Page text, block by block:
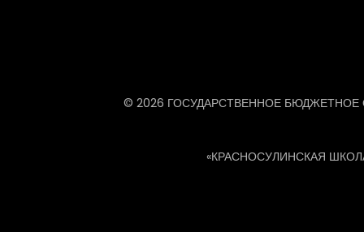
© 2026 ГОСУДАРСТВЕННОЕ
«КРАСНОСУЛИНСКАЯ